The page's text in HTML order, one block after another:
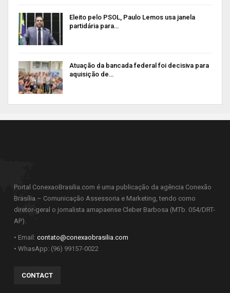
Eleito pelo PSOL, Paulo Lemos usa janela
partidária para…
Atuação da bancada federal foi decisiva para
aquisição de…
Portal ConexaoBrasilia.com é uma publicação da agência Conexão
Brasília – Comunicação Assessoria e Marketing, tendo como
diretor-geral o jornalista amapaense Cleber Barbosa (MTb. 054/DRT-
AP).
• Email: contato@conexaobrasilia.com
• WhasApp: (96) 99157-0022
CONTACT